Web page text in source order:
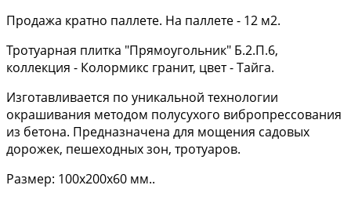
Продажа кратно паллете. На паллете - 12 м2.
Тротуарная плитка "Прямоугольник" Б.2.П.6,
коллекция - Колормикс гранит, цвет - Тайга.
Изготавливается по уникальной технологии
окрашивания методом полусухого вибропрессования
из бетона. Предназначена для мощения садовых
дорожек, пешеходных зон, тротуаров.
Размер: 100х200х60 мм..